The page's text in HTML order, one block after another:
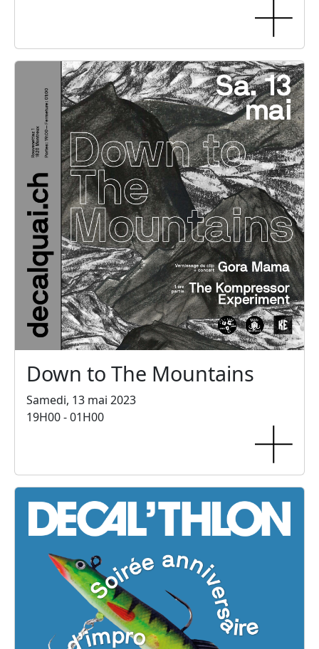
Down to The Mountains
Samedi, 13 mai 2023
19H00 - 01H00